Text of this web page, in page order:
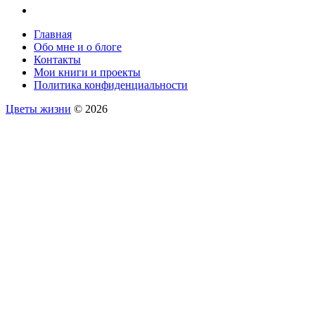
Главная
Обо мне и о блоге
Контакты
Мои книги и проекты
Политика конфиденциальности
Цветы жизни © 2026